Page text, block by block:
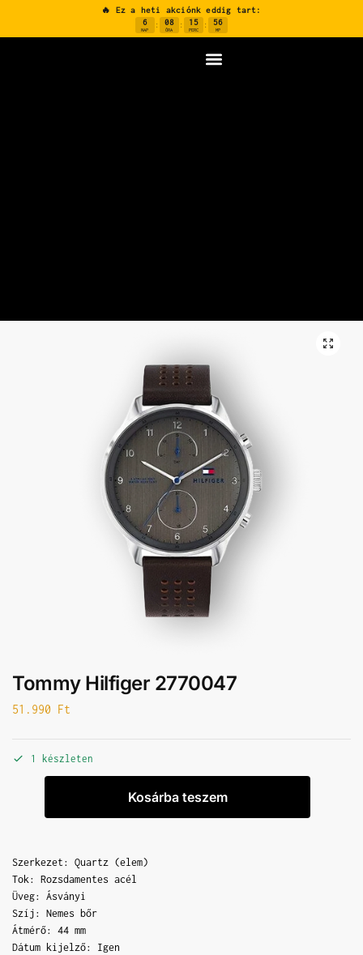
🔥 Ez a heti akciónk eddig tart:
6
NAP
: 08
ÓRA
: 15
PERC
: 55
MP
Tommy Hilfiger 2770047
51.990 Ft
1 készleten
Kosárba teszem
Szerkezet: Quartz (elem)
Tok: Rozsdamentes acél
Üveg: Ásványi
Szíj: Nemes bőr
Átmérő: 44 mm
Dátum kijelző: Igen